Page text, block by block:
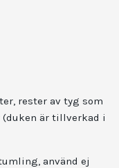
rester av tyg som
är tillverkad i
använd ej